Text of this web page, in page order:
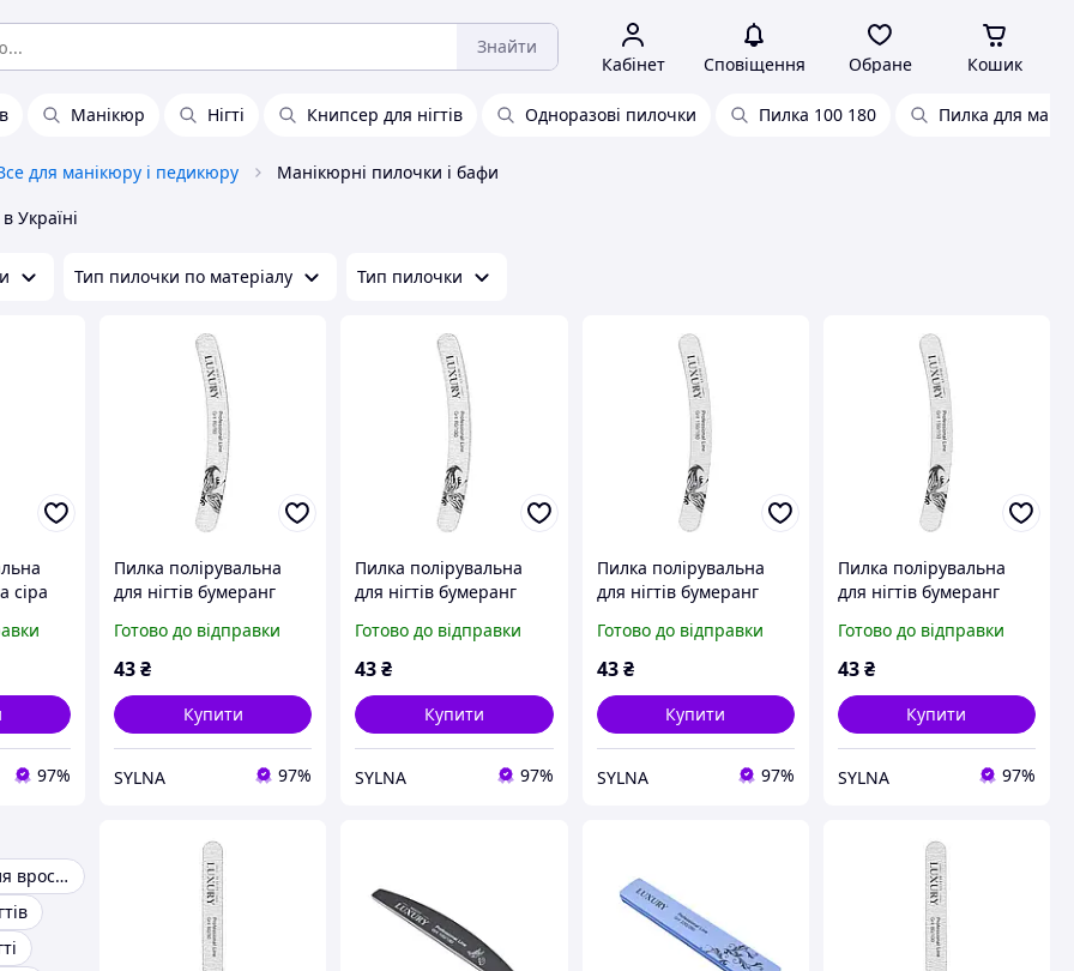
Знайти
Кабінет Сповіщення Обране Кошик
Манікюр Нігті Книпсер для нігтів Одноразові пилочки Пилка 100 180 Пилка для
для манікюру і педикюру Манікюрні пилочки і бафи
в Україні
Тип пилочки по матеріалу Тип пилочки
сіра
97%
Пилка полірувальна
для нігтів бумеранг
02G 80/80
Готово до відправки
43₴
Купити
SYLNA 97%
Пилка полірувальна
для нігтів бумеранг
02G 80/100
Готово до відправки
43₴
Купити
SYLNA 97%
Пилка полірувальна
для нігтів бумеранг
02G 150/180
Готово до відправки
43 ₴
Купити
SYLNA 97%
Пилка полірувальна
для нігтів бумеранг
02G 150/150
Готово до відправки
43₴
Купити
SYLNA 97%
Інструменти для врослого нігтя